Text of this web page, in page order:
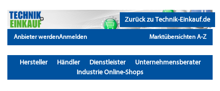
Zurück zu Technik-Einkauf.de
Anbieter werdenAnmelden Marktübersichten A-Z
Hersteller Händler Dienstleister
Unternehmensberater
Industrie Online-Shops